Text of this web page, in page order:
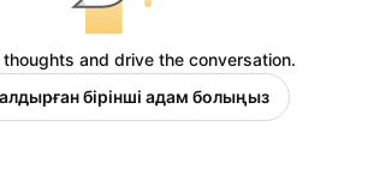
thoughts and drive the conversation.
бірінші адам болыңыз